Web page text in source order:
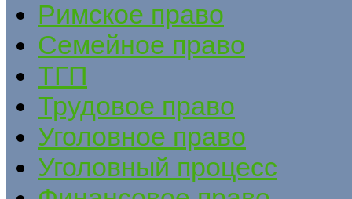
Римское право
Семейное право
ТГП
Трудовое право
Уголовное право
Уголовный процесс